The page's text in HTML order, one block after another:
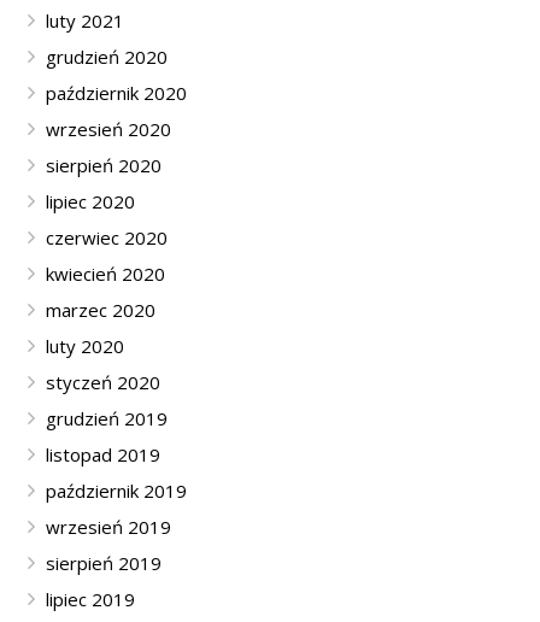
luty 2021
grudzień 2020
październik 2020
wrzesień 2020
sierpień 2020
lipiec 2020
czerwiec 2020
kwiecień 2020
marzec 2020
luty 2020
styczeń 2020
grudzień 2019
listopad 2019
październik 2019
wrzesień 2019
sierpień 2019
lipiec 2019